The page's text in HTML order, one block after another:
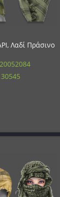
Λαδί Πράσινο
30545